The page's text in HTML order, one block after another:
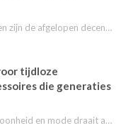
Cosmetische ingrepen zijn de afgelopen decennia steeds populairder geworden. Van kleine behandelingen zoals fillers en…
tijdloze
die generaties
In de wereld van schoonheid en mode draait alles om het uitstralen van je persoonlijke…